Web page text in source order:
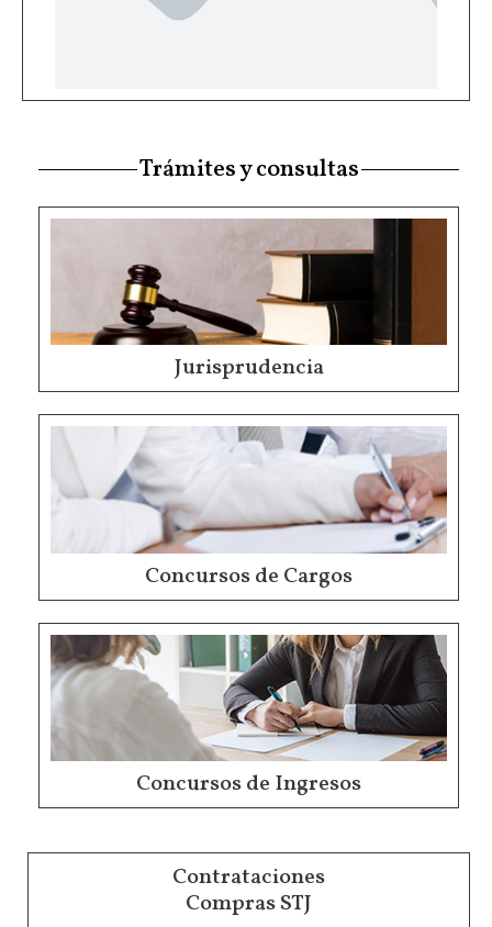
Trámites y consultas
Jurisprudencia
Concursos de Cargos
Concursos de Ingresos
Contrataciones
Compras STJ